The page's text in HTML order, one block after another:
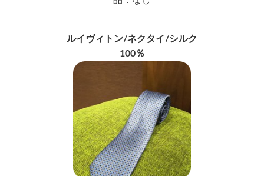
ルイヴィトン/ネクタイ/シルク
100％